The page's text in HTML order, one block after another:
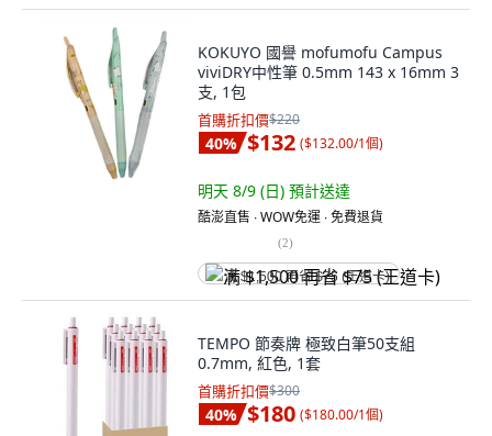
KOKUYO 國譽 mofumofu Campus
viviDRY中性筆 0.5mm 143 x 16mm 3
支, 1包
首購折扣價$220
40% $132 ($132.00/1個)
明天 8/9 (日) 預計送達
酷澎直售 ∙ WOW免運 ∙ 免費退貨
(2)
满 $1,500 再省 $75 (王道卡)
TEMPO 節奏牌 極致白筆50支組
0.7mm, 紅色, 1套
首購折扣價$300
40% $180 ($180.00/1個)